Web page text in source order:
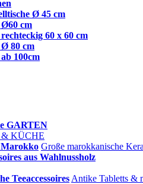
Ø 45 cm
cm
60 x 60 cm
80 cm
100cm
GARTEN
KÜCHE
Große marokkanische
aus Wahlnussholz
Teeaccessoires Antike Tabletts &